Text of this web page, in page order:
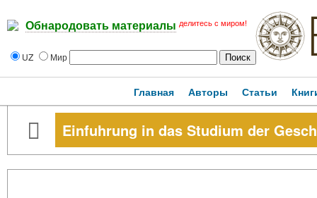
Обнародовать материалы делитесь с миром!
UZ Мир
Главная Авторы Статьи
Einfuhrung in das Studium der